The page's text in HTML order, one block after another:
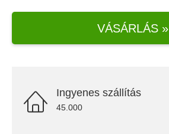
VÁSÁRLÁS »
Ingyenes szállítás
45.000